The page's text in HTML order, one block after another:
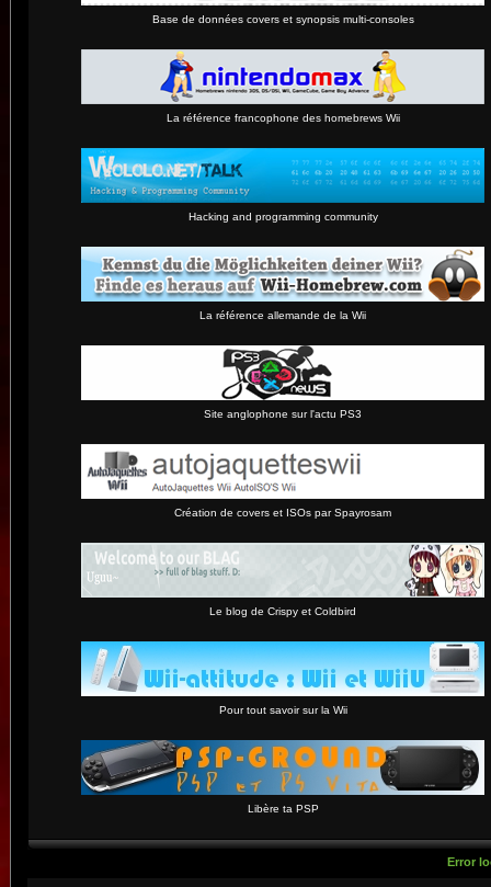
Base de données covers et synopsis multi-consoles
La référence francophone des homebrews Wii
Hacking and programming community
La référence allemande de la Wii
Site anglophone sur l'actu PS3
Création de covers et ISOs par Spayrosam
Le blog de Crispy et Coldbird
Pour tout savoir sur la Wii
Libère ta PSP
Error